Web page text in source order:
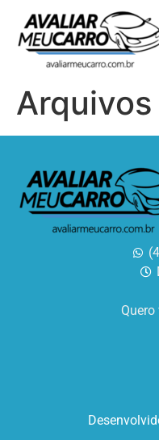
Arquivos
Quero